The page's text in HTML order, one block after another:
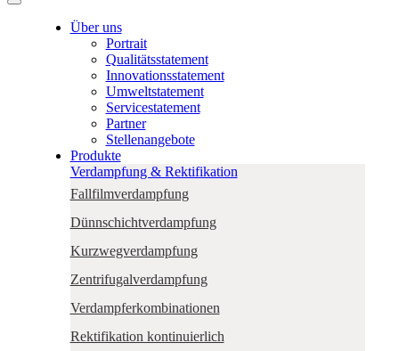
Über uns
Portrait
Qualitätsstatement
Innovationsstatement
Umweltstatement
Servicestatement
Partner
Stellenangebote
Produkte
Verdampfung & Rektifikation
Fallfilmverdampfung
Dünnschichtverdampfung
Kurzwegverdampfung
Zentrifugalverdampfung
Verdampferkombinationen
Rektifikation kontinuierlich